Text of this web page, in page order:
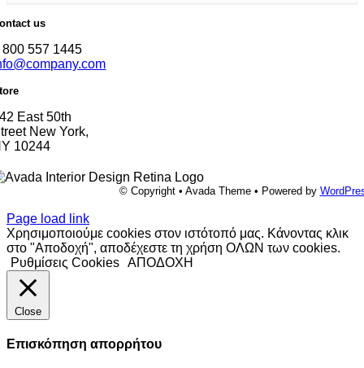
us
800 557 1445
East 50th
New York,
10244
© Copyright • Avada Theme • Powered by
Page load link
Χρησιμοποιούμε cookies στον ιστότοπό μας. Κάνοντας κλικ
στο "Αποδοχή", αποδέχεστε τη χρήση ΟΛΩΝ των cookies.
Ρυθμίσεις Cookies ΑΠΟΔΟΧΗ
Close
Επισκόπηση απορρήτου